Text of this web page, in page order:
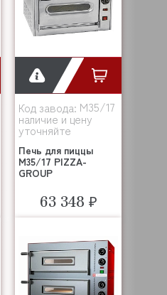
Код завода: M35/17
наличие и цену
уточняйте
Печь для пиццы
M35/17 PIZZA-
GROUP
63 348 ₽